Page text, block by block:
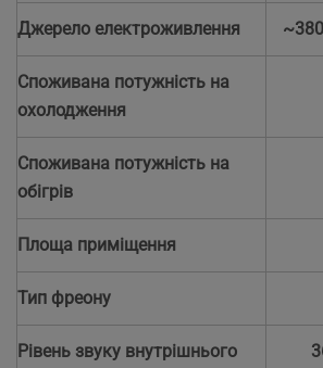
Джерело електроживлення
Споживана потужність на
охолодження
Споживана потужність на
обігрів
Площа приміщення
Тип фреону
Рівень звуку внутрішнього